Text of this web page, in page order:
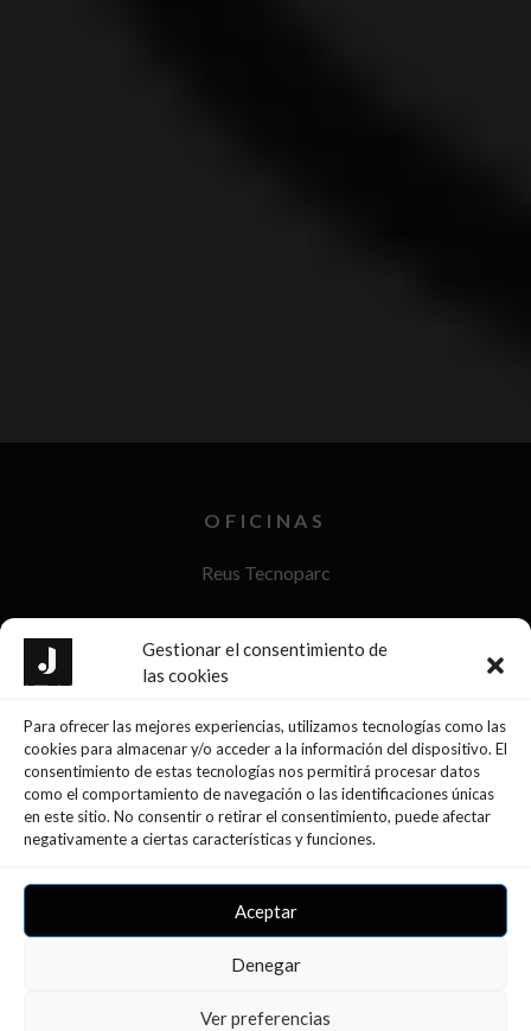
Gestionar el consentimiento de
las cookies
Para ofrecer las mejores experiencias, utilizamos tecnologías como las
cookies para almacenar y/o acceder a la información del dispositivo. El
consentimiento de estas tecnologías nos permitirá procesar datos
como el comportamiento de navegación o las identificaciones únicas
en este sitio. No consentir o retirar el consentimiento, puede afectar
negativamente a ciertas características y funciones.
Aceptar
Denegar
Ver preferencias
OFICINAS
Reus Tecnoparc
Reus Passeig Sunyer
La Selva del Camp
Móra d’Ebre
Tarragona